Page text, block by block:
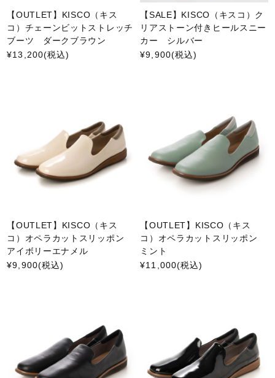
【OUTLET】KISCO（キス
コ）チェーンビットストレッチ
ブーツ ダークブラウン
¥13,200(税込)
【SALE】KISCO（キスコ）ク
リアストーン付きヒールスニー
カー シルバー
¥9,900(税込)
【OUTLET】KISCO（キス
コ）オペラカットスリッポン
アイボリーエナメル
¥9,900(税込)
【OUTLET】KISCO（キス
コ）オペラカットスリッポン
ミント
¥11,000(税込)